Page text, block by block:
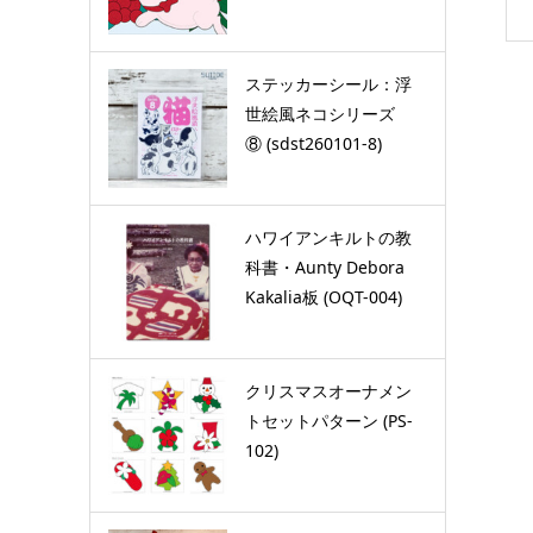
ステッカーシール：浮
世絵風ネコシリーズ
⑧ (sdst260101-8)
ハワイアンキルトの教
科書・Aunty Debora
Kakalia板 (OQT-004)
クリスマスオーナメン
トセットパターン (PS-
102)